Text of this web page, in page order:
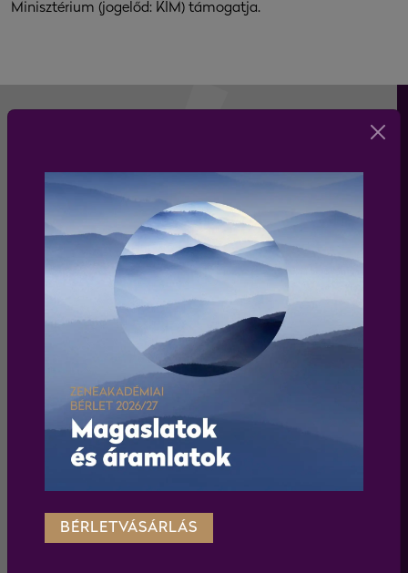
Minisztérium (jogelőd: KIM) támogatja.
Iratkozz fel a Liszt Ferenc Kamarazenekar
hírlevelére és értesülj elsőként a zenekar
programjairól és koncertjeiről!
Elfogadom azadatkezelési tájékoztatót
feliratkozás
BÉRLETVÁSÁRLÁS